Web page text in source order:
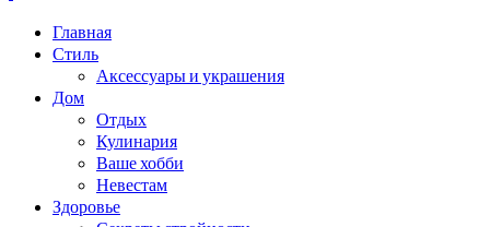
Главная
Стиль
Аксессуары и украшения
Дом
Отдых
Кулинария
Ваше хобби
Невестам
Здоровье